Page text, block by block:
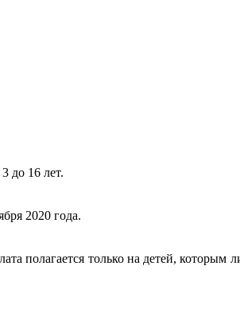
до 16 лет.
2020 года.
полагается только на детей, которым